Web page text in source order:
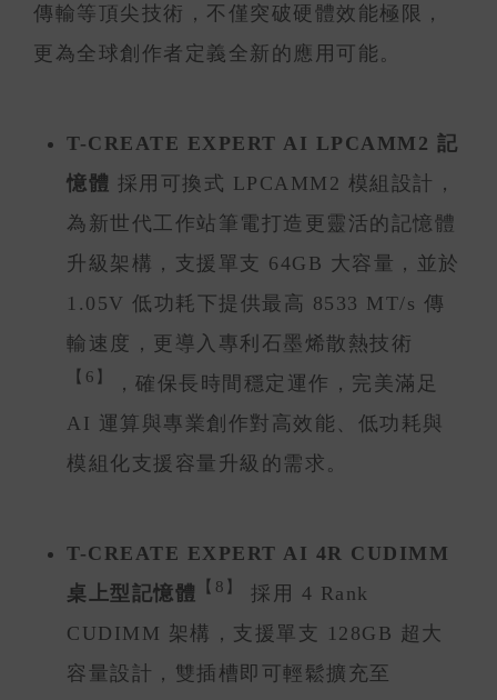
傳輸等頂尖技術，不僅突破硬體效能極限，
更為全球創作者定義全新的應用可能。
T-CREATE EXPERT AI LPCAMM2 記
憶體 採用可換式 LPCAMM2 模組設計，
為新世代工作站筆電打造更靈活的記憶體
升級架構，支援單支 64GB 大容量，並於
1.05V 低功耗下提供最高 8533 MT/s 傳
輸速度，更導入專利石墨烯散熱技術
【6】
，確保長時間穩定運作，完美滿足
AI 運算與專業創作對高效能、低功耗與
模組化支援容量升級的需求。
T-CREATE EXPERT AI 4R CUDIMM
桌上型記憶體
【8】
採用 4 Rank
CUDIMM 架構，支援單支 128GB 超大
容量設計，雙插槽即可輕鬆擴充至